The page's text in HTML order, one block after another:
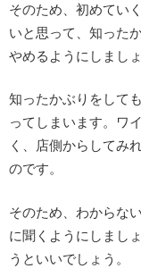
そのため、初めてい
いと思って、知った
やめるようにしましょ
知ったかぶりをして
ってしまいます。ワ
く、店側からしてみ
のです。
そのため、わからな
に聞くようにしまし
うといいでしょう。